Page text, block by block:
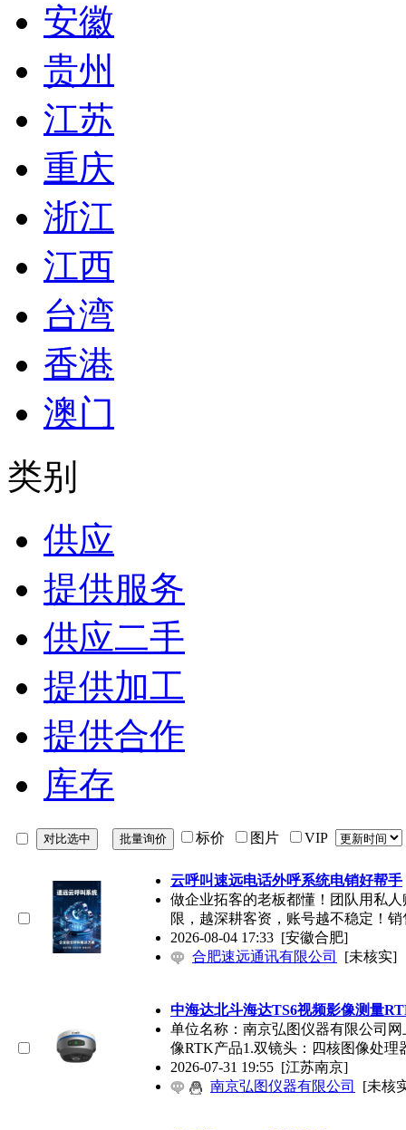
安徽
贵州
江苏
重庆
浙江
江西
台湾
香港
澳门
类别
供应
提供服务
供应二手
提供加工
提供合作
库存
标价 图片 VIP
云呼叫速远电话外呼系统电销好帮手
做企业拓客的老板都懂！团队用私
限，越深耕客资，账号越不稳定！销
2026-08-04 17:33 [安徽合肥]
合肥速远通讯有限公司
[未核实]
中海达北斗海达TS6视频影像测量
单位名称：南京弘图仪器有限公司
像RTK产品1.双镜头：四核图像处理
2026-07-31 19:55 [江苏南京]
南京弘图仪器有限公司
[未核